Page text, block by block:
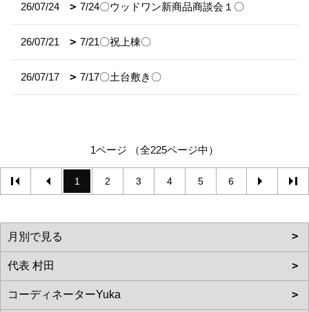
26/07/24 7/24〇ウッドワン新商品商談会１〇
26/07/21 7/21〇祝上棟〇
26/07/17 7/17〇土台敷き〇
1ページ （全225ページ中）
1 2 3 4 5 6